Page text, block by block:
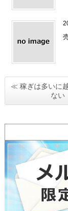
≪ 稼ぎは多いに
ない